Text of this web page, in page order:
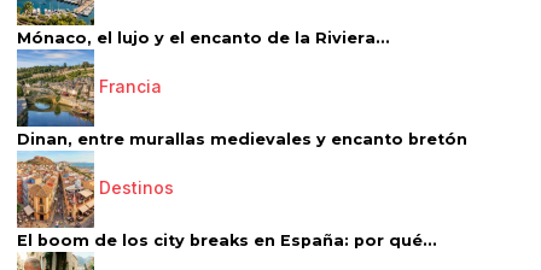
Mónaco, el lujo y el encanto de la Riviera...
Francia
Dinan, entre murallas medievales y encanto bretón
Destinos
El boom de los city breaks en España: por qué...